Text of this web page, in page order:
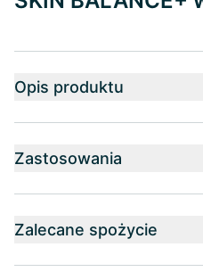
Opis produktu
Zastosowania
Zalecane spożycie